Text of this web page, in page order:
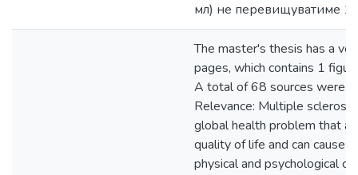
мл) не перевищуватиме
The master's thesis has a
pages, which contains 1
A total of 68 sources were
Relevance: Multiple
global health problem that
quality of life and can cause
physical and psychological